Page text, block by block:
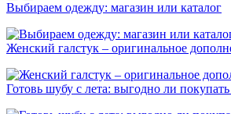
Выбираем одежду: магазин или каталог
Женский галстук – оригинальное
Готовь шубу с лета: выгодно ли